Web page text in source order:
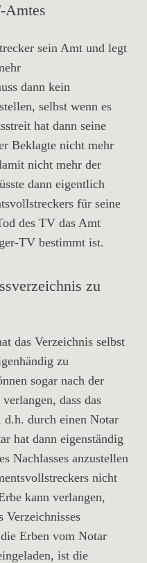
Amtes
sein Amt und legt
dann kein
selbst wenn es
hat dann seine
Beklagte nicht mehr
nicht mehr der
dann eigentlich
für seine
des TV das Amt
TV bestimmt ist.
zu
das Verzeichnis selbst
zu
sogar nach der
dass das
d.h. durch einen Notar
hat dann eigenständig
Nachlasses anzustellen
nicht
kann verlangen,
Verzeichnisses
Erben vom Notar
ist die